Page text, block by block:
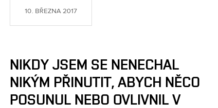
10. BŘEZNA 2017
NIKDY JSEM SE NENECHAL
NIKÝM PŘINUTIT, ABYCH NĚCO
POSUNUL NEBO OVLIVNIL V